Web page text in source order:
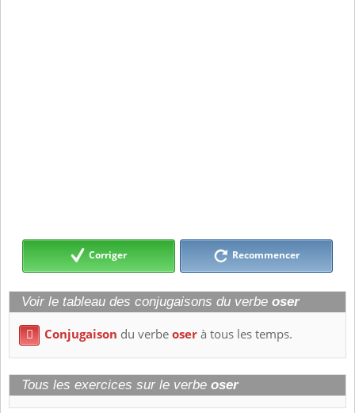
Corriger Recommencer
Voir le tableau des conjugaisons du verbe oser
 Conjugaison du verbeoserà tous les temps.
Tous les exercices sur le verbe oser